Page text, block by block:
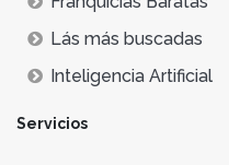
Lás más buscadas
Inteligencia Artificial
Servicios